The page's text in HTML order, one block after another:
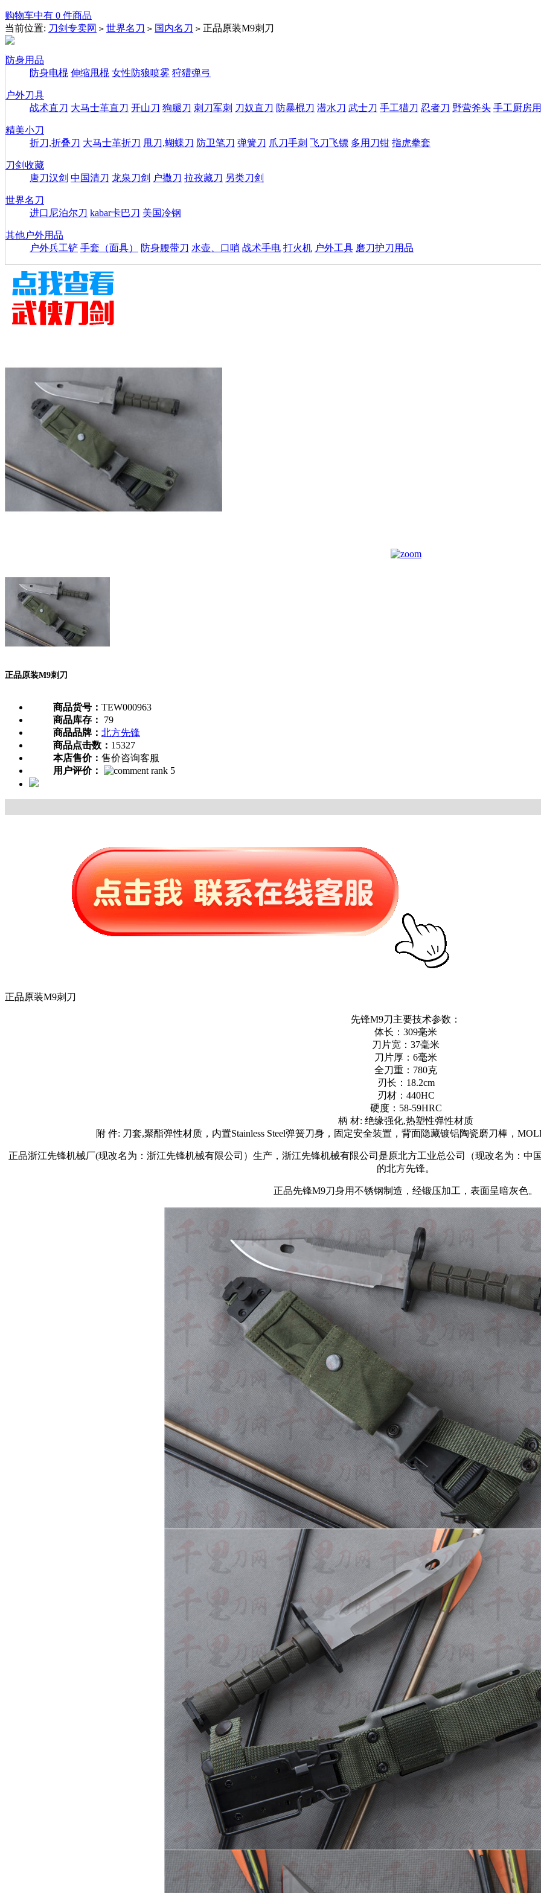
购物车中有 0 件商品
当前位置: 刀剑专卖网 > 世界名刀 > 国内名刀 > 正品原装M9刺刀
防身用品
防身电棍 伸缩甩棍 女性防狼喷雾 狩猎弹弓
户外刀具
战术直刀 大马士革直刀 开山刀 狗腿刀 刺刀军刺 刀奴直刀 防暴棍刀 潜水刀 武士刀 手工猎刀 忍者刀 野营斧头 手工厨房
精美小刀
折刀,折叠刀 大马士革折刀 甩刀,蝴蝶刀 防卫笔刀 弹簧刀 爪刀手刺 飞刀飞镖 多用刀钳 指虎拳套
刀剑收藏
唐刀汉剑 中国清刀 龙泉刀剑 户撒刀 拉孜藏刀 另类刀剑
世界名刀
进口尼泊尔刀 kabar卡巴刀 美国冷钢
其他户外用品
户外兵工铲 手套（面具） 防身腰带刀 水壶、口哨 战术手电 打火机 户外工具 磨刀护刀用品
正品原装M9刺刀
商品货号： TEW000963
商品库存：
79
商品品牌： 北方先锋
商品点击数： 15327
本店售价： 售价咨询客服
用户评价：
正品原装M9刺刀
先锋M9刀主要技术参数：
体长：309毫米
刀片宽：37毫米
刀片厚：6毫米
全刀重：780克
刃长：18.2cm
刃材：440HC
硬度：58-59HRC
柄 材: 绝缘强化,热塑性弹性材质
附 件: 刀套,聚酯弹性材质，内置Stainless Steel弹簧刀身，固定安全装置，背面隐藏镀铝陶瓷磨刀棒，
正品浙江先锋机械厂(现改名为：浙江先锋机械有限公司）生产，浙江先锋机械有限公司是原北方工业总公司（现改名为：
的北方先锋。
正品先锋M9刀身用不锈钢制造，经锻压加工，表面呈暗灰色。